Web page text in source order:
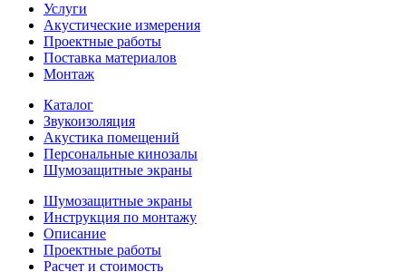
Услуги
Акустические измерения
Проектные работы
Поставка материалов
Монтаж
Каталог
Звукоизоляция
Акустика помещений
Персональные кинозалы
Шумозащитные экраны
Шумозащитные экраны
Инструкция по монтажу
Описание
Проектные работы
Расчет и стоимость